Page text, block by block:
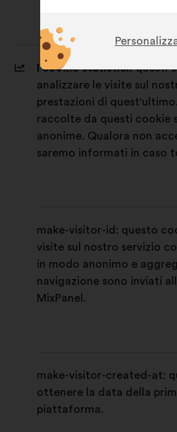
I cookie statistici: questi
analizzare le visite sul
prestazioni di
raccolte da questi cookie
anonime. Qualora non
saremo informati in caso
make-visitor-id: questo
visite sul nostro servizio
in modo anonimo e
navigazione sono inviati
MixPanel.
make-visitor-created-at:
ottenere la data della
piattaforma.
funzionamento del
la tua esperienza
navigazione sul sito
Statistici:cookie
l'analisi delle
cittadine in modo